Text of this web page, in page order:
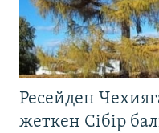
Ресейден
жеткен Сібір